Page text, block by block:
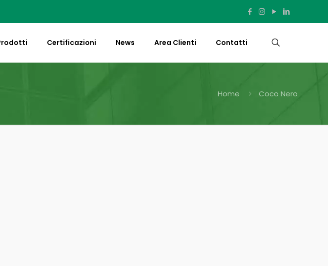
Certificazioni News Area Clienti Contatti
Home Coco Nero